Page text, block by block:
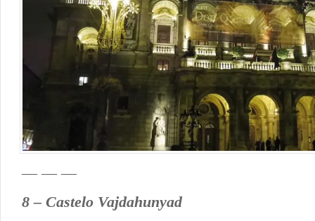
— — —
8 – Castelo Vajdahunyad